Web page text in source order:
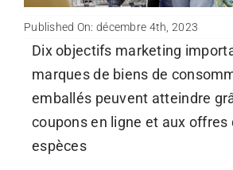
Published On: décembre 4th, 2023
Dix objectifs marketing
marques de biens de
emballés peuvent atteindre
coupons en ligne et aux offres
espèces